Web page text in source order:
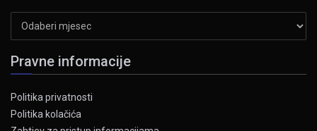
Pravne informacije
Politika privatnosti
Politika kolačića